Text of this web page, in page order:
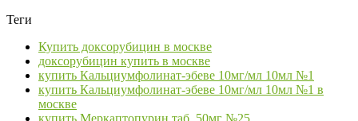
Теги
Купить доксорубицин в москве
доксорубицин купить в москве
купить Кальциумфолинат-эбеве 10мг/мл 10мл №1
купить Кальциумфолинат-эбеве 10мг/мл 10мл №1 в
москве